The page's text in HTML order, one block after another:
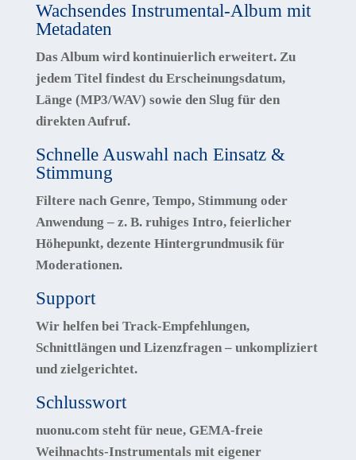
Wachsendes Instrumental-Album mit
Metadaten
Das Album wird kontinuierlich erweitert. Zu
jedem Titel findest du Erscheinungsdatum,
Länge (MP3/WAV) sowie den Slug für den
direkten Aufruf.
Schnelle Auswahl nach Einsatz &
Stimmung
Filtere nach Genre, Tempo, Stimmung oder
Anwendung – z. B. ruhiges Intro, feierlicher
Höhepunkt, dezente Hintergrundmusik für
Moderationen.
Support
Wir helfen bei Track-Empfehlungen,
Schnittlängen und Lizenzfragen – unkompliziert
und zielgerichtet.
Schlusswort
nuonu.comsteht für neue, GEMA-freie
Weihnachts-Instrumentals mit eigener